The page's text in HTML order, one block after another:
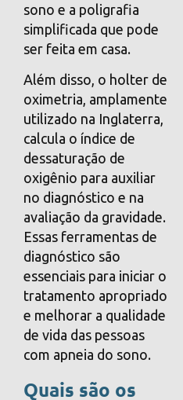
sono e a poligrafia
simplificada que pode
ser feita em casa.
Além disso, o holter de
oximetria, amplamente
utilizado na Inglaterra,
calcula o índice de
dessaturação de
oxigênio para auxiliar
no diagnóstico e na
avaliação da gravidade.
Essas ferramentas de
diagnóstico são
essenciais para iniciar o
tratamento apropriado
e melhorar a qualidade
de vida das pessoas
com apneia do sono.
Quais são os